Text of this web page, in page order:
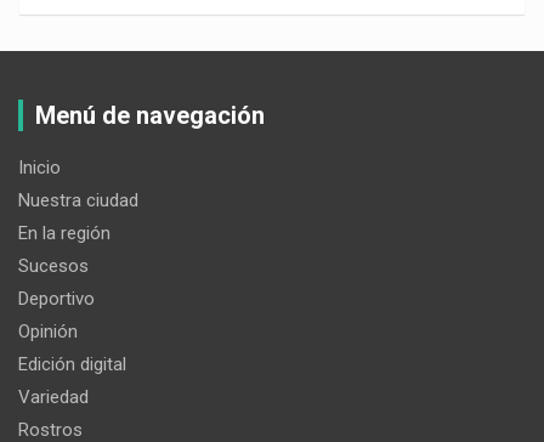
Menú de navegación
Inicio
Nuestra ciudad
En la región
Sucesos
Deportivo
Opinión
Edición digital
Variedad
Rostros